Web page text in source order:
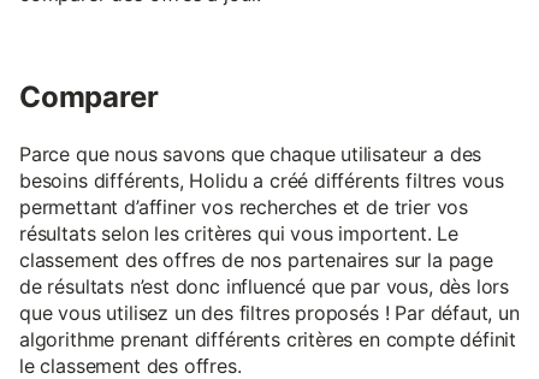
Comparer
Parce que nous savons que chaque utilisateur a des
besoins différents, Holidu a créé différents filtres vous
permettant d’affiner vos recherches et de trier vos
résultats selon les critères qui vous importent. Le
classement des offres de nos partenaires sur la page
de résultats n’est donc influencé que par vous, dès lors
que vous utilisez un des filtres proposés ! Par défaut, un
algorithme prenant différents critères en compte définit
le classement des offres.